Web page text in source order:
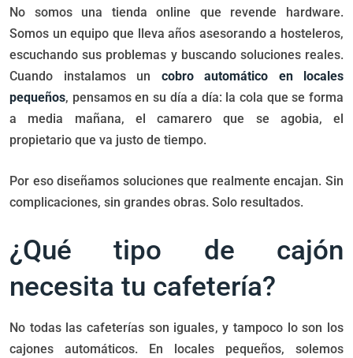
No somos una tienda online que revende hardware.
Somos un equipo que lleva años asesorando a hosteleros,
escuchando sus problemas y buscando soluciones reales.
Cuando instalamos un cobro automático en locales
pequeños, pensamos en su día a día: la cola que se forma
a media mañana, el camarero que se agobia, el
propietario que va justo de tiempo.
Por eso diseñamos soluciones que realmente encajan. Sin
complicaciones, sin grandes obras. Solo resultados.
¿Qué tipo de cajón
necesita tu cafetería?
No todas las cafeterías son iguales, y tampoco lo son los
cajones automáticos. En locales pequeños, solemos